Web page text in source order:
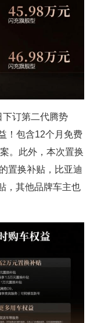
订第二代腾势
！包含12个月免费
。此外，本次置换
置换补贴，比亚迪
，其他品牌车主也